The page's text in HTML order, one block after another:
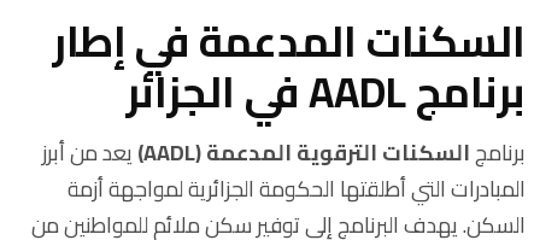
السكنات المدعمة في إطار
برنامج AADL في الجزائر
برنامجالسكنات الترقوية المدعمة (AADL)
يعد من أبرز
المبادرات التي أطلقتها الحكومة الجزائرية لمواجهة أزمة
السكن. يهدف البرنامج إلى توفير سكن ملائم للمواطنين من